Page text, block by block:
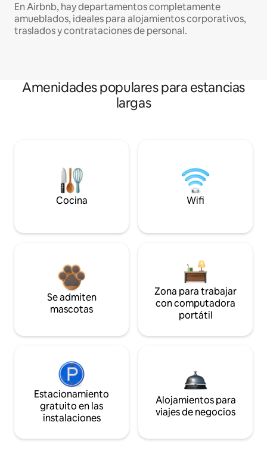
En Airbnb, hay departamentos completamente
amueblados, ideales para alojamientos corporativos,
traslados y contrataciones de personal.
Amenidades populares para estancias
largas
Cocina Wifi
Se admiten
mascotas
Zona para trabajar
con computadora
portátil
Estacionamiento
gratuito en las
instalaciones
Alojamientos para
viajes de negocios